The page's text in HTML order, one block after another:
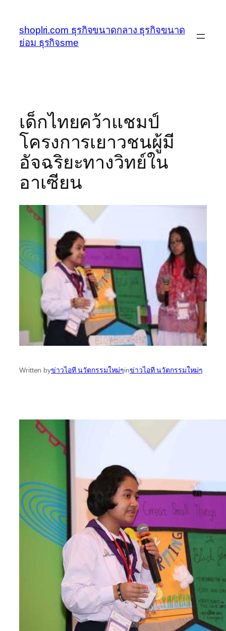
เนื้อหา
shoplri.com ธุรกิจขนาดกลาง ธุรกิจขนาด
ย่อม ธุรกิจsme
เด็กไทยคว้าแชมป์
โครงการเยาวชนผู้มี
อัจฉริยะทางวิทย์ใน
อาเซียน
Written byข่าวไอที นวัตกรรมใหม่ๆinข่าวไอที นวัตกรรมใหม่ๆ